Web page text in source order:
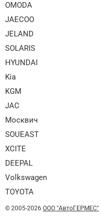
OMODA
JAECOO
JELAND
SOLARIS
HYUNDAI
Kia
KGM
JAC
Москвич
SOUEAST
XCITE
DEEPAL
Volkswagen
TOYOTA
© 2005-2026 ООО "АвтоГЕРМЕС"